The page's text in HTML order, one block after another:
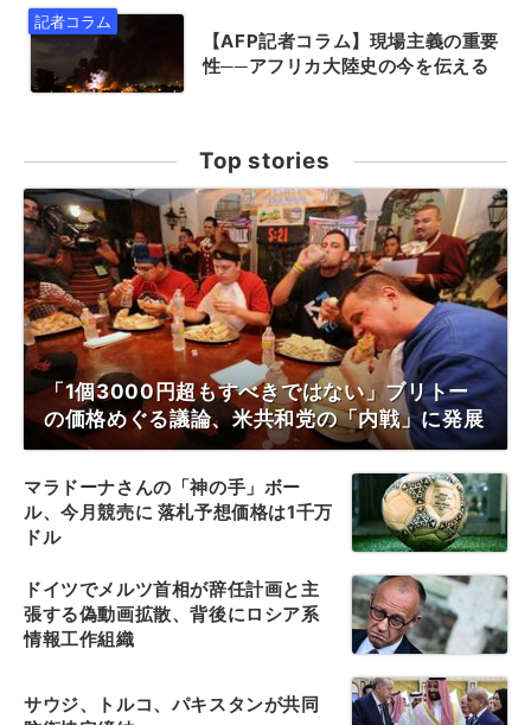
【AFP記者コラム】現場主義の重要
性──アフリカ大陸史の今を伝える
Top stories
「1個3000円超もすべきではない」ブリトー
の価格めぐる議論、米共和党の「内戦」に発展
マラドーナさんの「神の手」ボー
ル、今月競売に 落札予想価格は1千万
ドル
ドイツでメルツ首相が辞任計画と主
張する偽動画拡散、背後にロシア系
情報工作組織
サウジ、トルコ、パキスタンが共同